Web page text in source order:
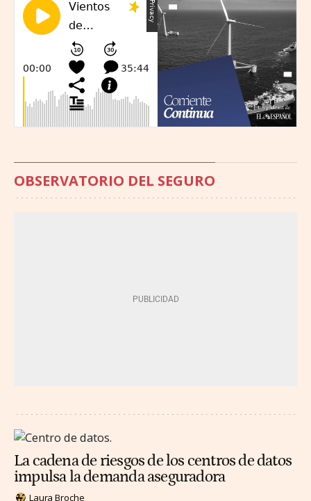
OBSERVATORIO DEL SEGURO
La cadena de riesgos de los centros de datos
impulsa la demanda aseguradora
Laura Broche